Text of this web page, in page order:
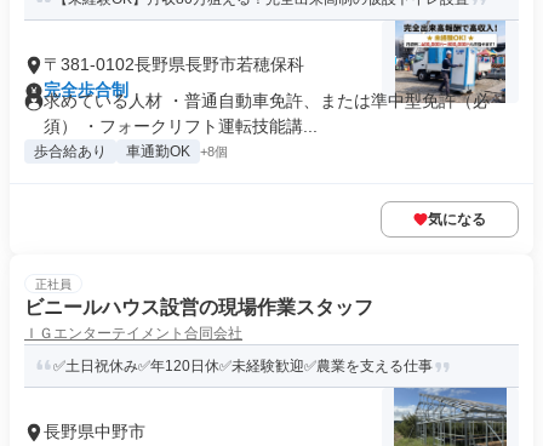
〒381-0102長野県長野市若穂保科
完全歩合制
求めている人材 ・普通自動車免許、または準中型免許（必
須） ・フォークリフト運転技能講...
歩合給あり 車通勤OK +8個
気になる
正社員
ビニールハウス設営の現場作業スタッフ
ＩＧエンターテイメント合同会社
✅土日祝休み✅年120日休✅未経験歓迎✅農業を支える仕事
長野県中野市